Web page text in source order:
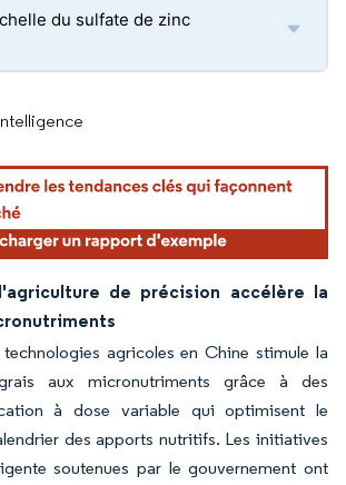
du sulfate de zinc
de précision accélère la
agricoles en Chine stimule la
aux micronutriments grâce à des
à dose variable qui optimisent le
des apports nutritifs. Les initiatives
soutenues par le gouvernement ont